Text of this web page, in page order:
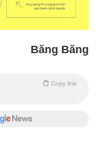
Băng Băng
Copy link